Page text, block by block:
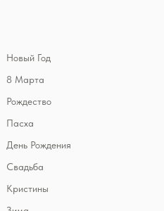
Новый Год
8 Марта
Рождество
Пасха
День Рождения
Свадьба
Кристины